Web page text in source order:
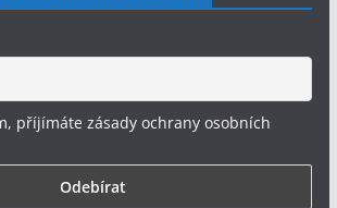
příjímáte zásady ochrany osobních